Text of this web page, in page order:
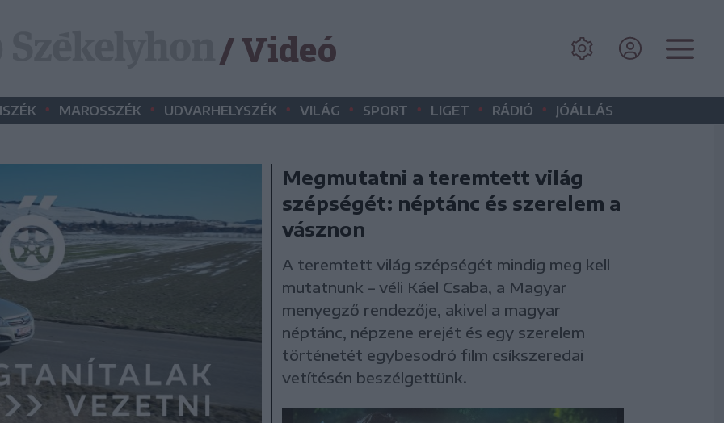
/ Videó
• MAROSSZÉK • UDVARHELYSZÉK • VILÁG • SPORT • LIGET • RÁDIÓ • JÓÁLLÁS
Megmutatni a teremtett világ
szépségét: néptánc és szerelem a
vásznon
A teremtett világ szépségét mindig meg kell
mutatnunk – véli Káel Csaba, a Magyar
menyegző rendezője, akivel a magyar
néptánc, népzene erejét és egy szerelem
történetét egybesodró film csíkszeredai
vetítésén beszélgettünk.